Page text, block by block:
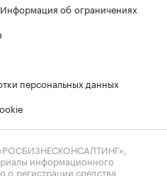
Информация об ограничениях
персональных данных
информационного
о регистрации средства